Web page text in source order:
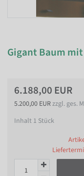
Gigant Baum
6.188,00 EUR
5.200,00 EURzzgl. ges.
Inhalt 1 Stück